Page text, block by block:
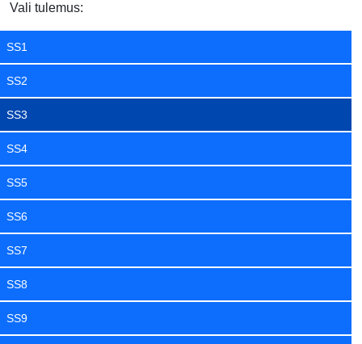
Vali tulemus:
SS1
SS2
SS3
SS4
SS5
SS6
SS7
SS8
SS9